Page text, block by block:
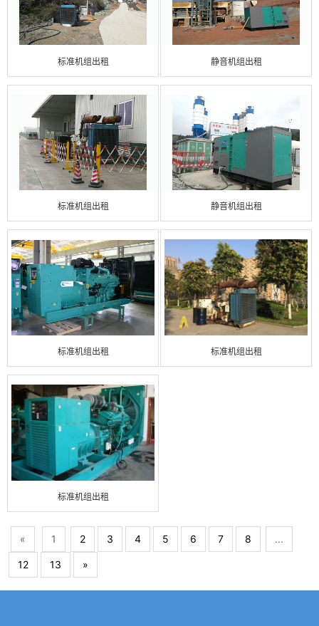
标准机组出租 静音机组出租
标准机组出租 静音机组出租
标准机组出租 标准机组出租
标准机组出租
« 1 2 3 4 5 6 7 8 ...
12 13 »